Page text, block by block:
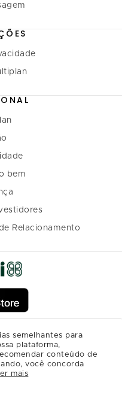
bem
Relacionamento
semelhantes para
plataforma,
conteúdo de
você concorda
mais